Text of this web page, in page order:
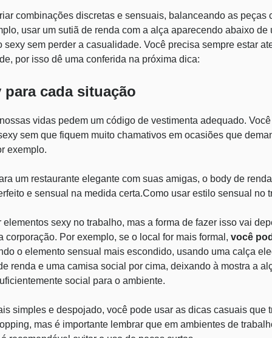
combinações discretas e sensuais, balanceando as peças
usar um sutiã de renda com a alça aparecendo abaixo de
sexy sem perder a casualidade. Você precisa sempre estar
por isso dê uma conferida na próxima dica:
cada situação
vidas pedem um código de vestimenta adequado.
sem que fiquem muito chamativos em ocasiões que
exemplo.
um restaurante elegante com suas amigas, o body de
e sensual na medida certa.Como usar estilo sensual no
elementos sexy no trabalho, mas a forma de fazer isso vai
corporação. Por exemplo, se o local for mais formal, você
o elemento sensual mais escondido, usando uma calça
renda e uma camisa social por cima, deixando à mostra a
social para o ambiente.
simples e despojado, você pode usar as dicas casuais que
mas é importante lembrar que em ambientes de